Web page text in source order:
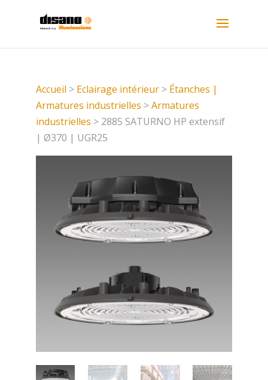
Accueil > Eclairage intérieur> Étanches |
Armatures industrielles >Armatures
industrielles > 2885 SATURNO HP extensif
| Ø370 | UGR25